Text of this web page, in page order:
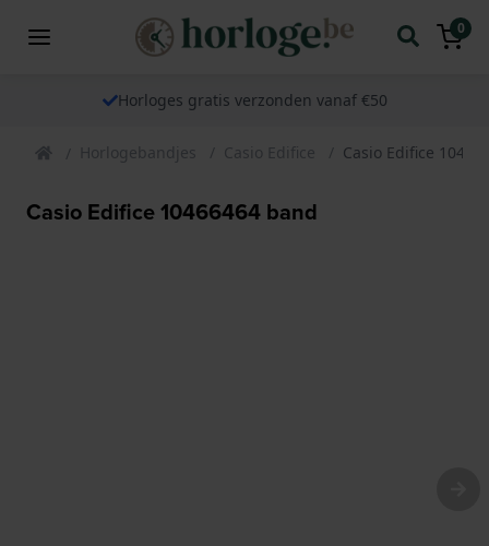
0
Horloges gratis verzonden vanaf €50
Horlogebandjes Casio Edifice Casio Edifice
Casio Edifice 10466464 band